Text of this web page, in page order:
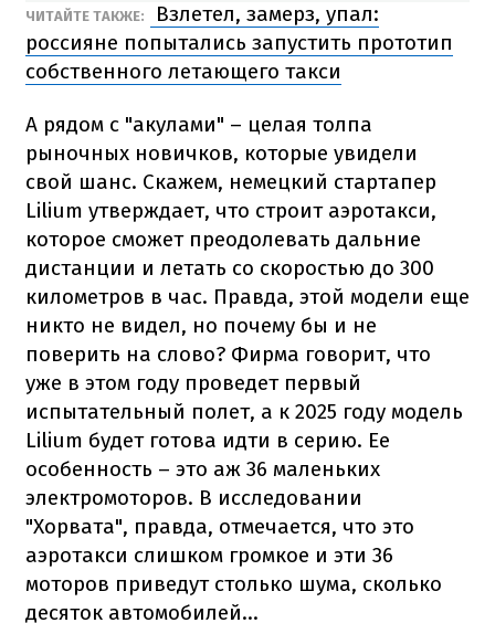
ЧИТАЙТЕ ТАКЖЕ:
Взлетел, замерз, упал:
россияне попытались запустить прототип
собственного летающего такси
А рядом с "акулами" – целая толпа
рыночных новичков, которые увидели
свой шанс. Скажем, немецкий стартапер
Lilium утверждает, что строит аэротакси,
которое сможет преодолевать дальние
дистанции и летать со скоростью до 300
километров в час. Правда, этой модели еще
никто не видел, но почему бы и не
поверить на слово? Фирма говорит, что
уже в этом году проведет первый
испытательный полет, а к 2025 году модель
Lilium будет готова идти в серию. Ее
особенность – это аж 36 маленьких
электромоторов. В исследовании
"Хорвата", правда, отмечается, что это
аэротакси слишком громкое и эти 36
моторов приведут столько шума, сколько
десяток автомобилей...